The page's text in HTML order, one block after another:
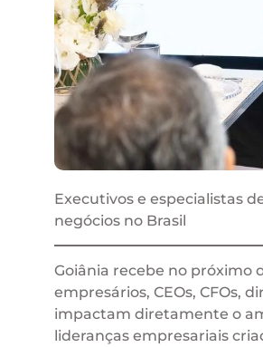
Executivos e especialistas
negócios no Brasil
Goiânia recebe no próximo
empresários, CEOs, CFOs,
impactam diretamente o
lideranças empresariais